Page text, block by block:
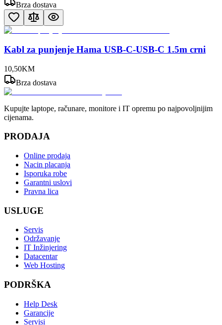
Brza dostava
Kabl za punjenje Hama USB-C-USB-C 1.5m crni
10,50KM
Brza dostava
Kupujte laptope, računare, monitore i IT opremu po najpovoljnijim
cijenama.
PRODAJA
Online prodaja
Nacin placanja
Isporuka robe
Garantni uslovi
Pravna lica
USLUGE
Servis
Održavanje
IT Inžinjering
Datacentar
Web Hosting
PODRŠKA
Help Desk
Garancije
Servisi